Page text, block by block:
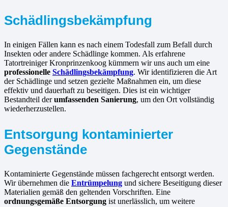
Schädlingsbekämpfung
In einigen Fällen kann es nach einem Todesfall zum Befall durch
Insekten oder andere Schädlinge kommen. Als erfahrene
Tatortreiniger Kronprinzenkoog kümmern wir uns auch um eine
professionelle Schädlingsbekämpfung. Wir identifizieren die Art
der Schädlinge und setzen gezielte Maßnahmen ein, um diese
effektiv und dauerhaft zu beseitigen. Dies ist ein wichtiger
Bestandteil derumfassenden Sanierung, um den Ort vollständig
wiederherzustellen.
Entsorgung kontaminierter
Gegenstände
Kontaminierte Gegenstände müssen fachgerecht entsorgt werden.
Wir übernehmen die Entrümpelung und sichere Beseitigung dieser
Materialien gemäß den geltenden Vorschriften. Eine
ordnungsgemäße Entsorgung ist unerlässlich, um weitere